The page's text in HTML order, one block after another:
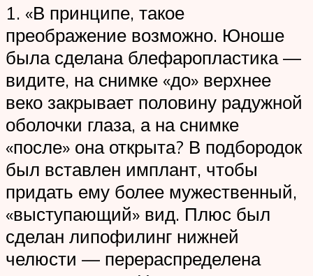
1. «В принципе, такое
преображение возможно. Юноше
была сделана блефаропластика —
видите, на снимке «до» верхнее
веко закрывает половину радужной
оболочки глаза, а на снимке
«после» она открыта? В подбородок
был вставлен имплант, чтобы
придать ему более мужественный,
«выступающий» вид. Плюс был
сделан липофилинг нижней
челюсти — перераспределена